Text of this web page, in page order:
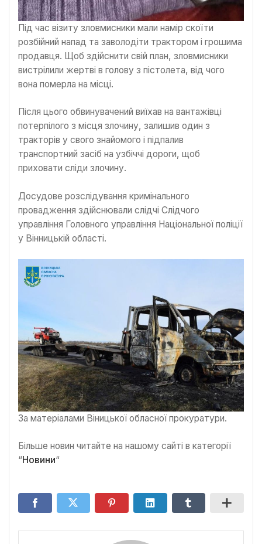
Під час візиту зловмисники мали намір скоїти
розбійний напад та заволодіти трактором і грошима
продавця. Щоб здійснити свій план, зловмисники
вистрілили жертві в голову з пістолета, від чого
вона померла на місці.
Після цього обвинувачений виїхав на вантажівці
потерпілого з місця злочину, залишив один з
тракторів у свого знайомого і підпалив
транспортний засіб на узбіччі дороги, щоб
приховати сліди злочину.
Досудове розслідування кримінального
провадження здійснювали слідчі Слідчого
управління Головного управління Національної поліції
у Вінницькій області.
За матеріалами Віницької обласної прокуратури.
Більше новин читайте на нашому сайті в категорії
“Новини“